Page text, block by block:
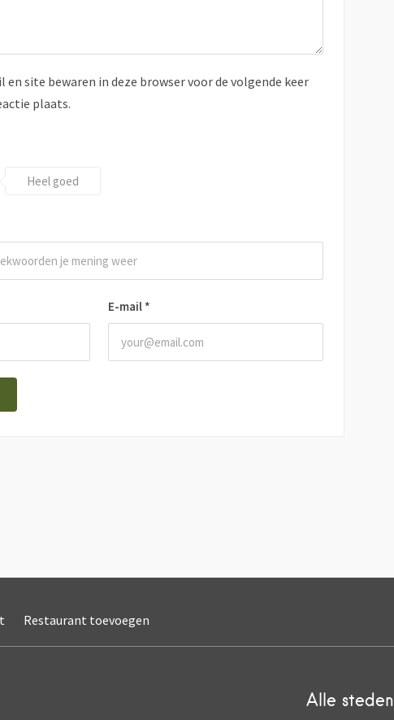
E-mail *
en site bewaren in deze browser voor de volgende keer
plaats.
Heel goed
Restaurant toevoegen
Alle steden